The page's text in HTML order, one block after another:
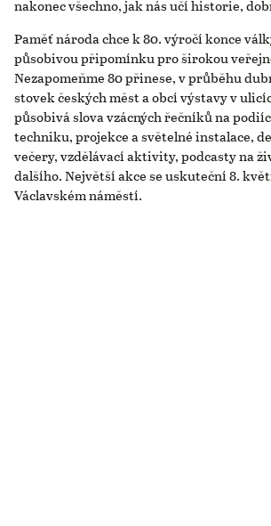
nakonec všechno, jak nás učí historie,
Paměť národa chce k 80. výročí konce
působivou připomínku pro širokou
Nezapomeňme 80 přinese, v průběhu
stovek českých měst a obcí výstavy v
působivá slova vzácných řečníků na
techniku, projekce a světelné instalace,
večery, vzdělávací aktivity, podcasty na
dalšího. Největší akce se uskuteční 8.
Václavském náměstí.